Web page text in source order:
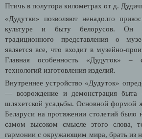
Птичь в полутора километрах от д.
«Дудутки» позволяют ненадолго
культуре и быту белорусов. Он
традиционного представления о
является все, что входит в музейно-
Главная особенность «Дудуток» –
технологий изготовления изделий.
Внутреннее устройство «Дудуток»
— возрождение и демонстрация быта
шляхетской усадьбы. Основной формой
Беларуси на протяжении столетий было
самом высоком смысле этого слова,
гармонии с окружающим мира, брать из